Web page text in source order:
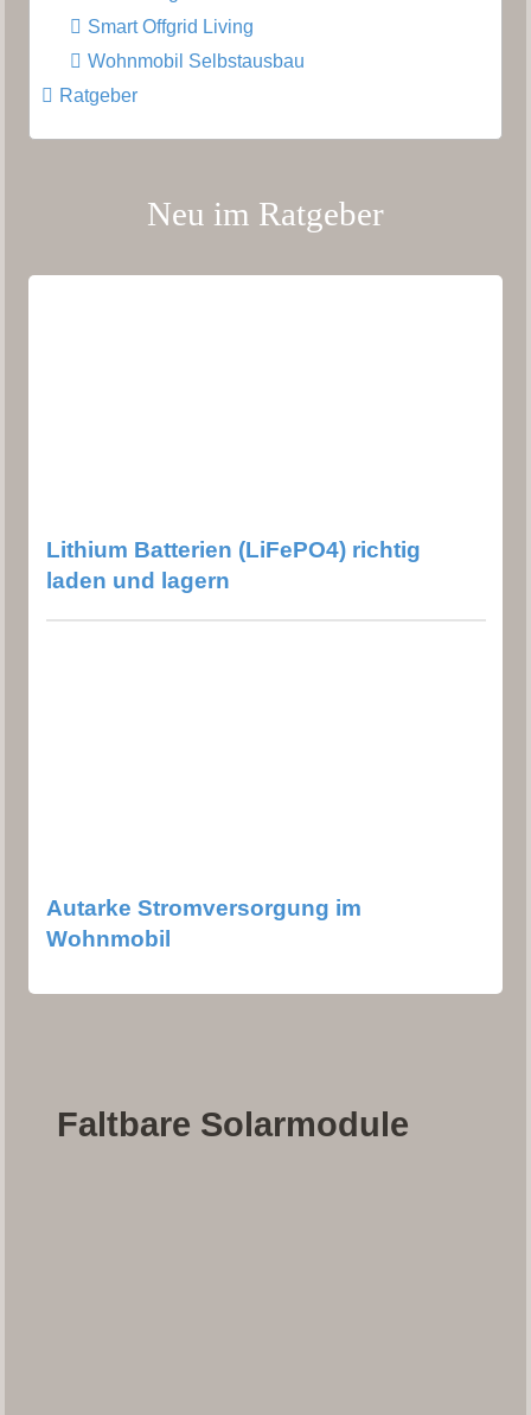
Smart Offgrid Living
Wohnmobil Selbstausbau
Ratgeber
Neu im Ratgeber
Lithium Batterien (LiFePO4) richtig
laden und lagern
Autarke Stromversorgung im
Wohnmobil
Faltbare Solarmodule